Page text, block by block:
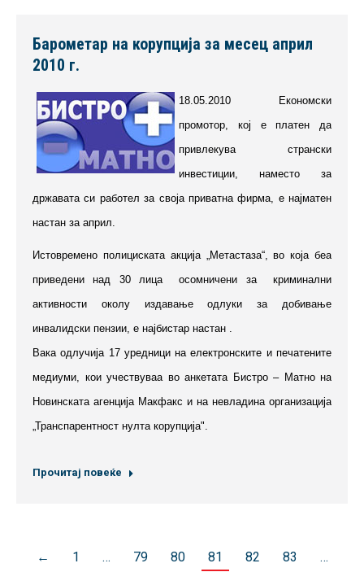
Барометар на корупција за месец април
2010 г.
18.05.2010 Економски
промотор, кој е платен да
привлекува странски
инвестиции, наместо за
државата си работел за своја приватна фирма, е најматен
настан за април.
Истовремено полициската акција „Метастаза“, во која беа
приведени над 30 лица осомничени за криминални
активности околу издавање одлуки за добивање
инвалидски пензии, е најбистар настан .
Вака одлучија 17 уредници на електронските и печатените
медиуми, кои учествуваа во анкетата Бистро – Матно на
Новинската агенција Макфакс и на невладина организација
„Транспарентност нулта корупција".
Прочитај повеќе
← 1 … 79 80 81 82 83
…